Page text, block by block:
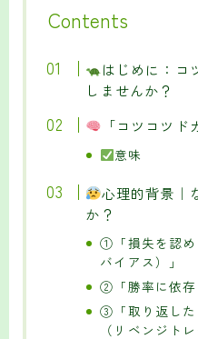
Contents
はじめに：コ
しませんか？
「コツコツ
意味
心理的背景｜
か？
①「損失を認め
バイアス）」
②「勝率に依存
③「取り返した
（リベンジトレ